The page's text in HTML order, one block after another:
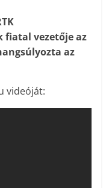
fiatal vezetője az
az
videóját: